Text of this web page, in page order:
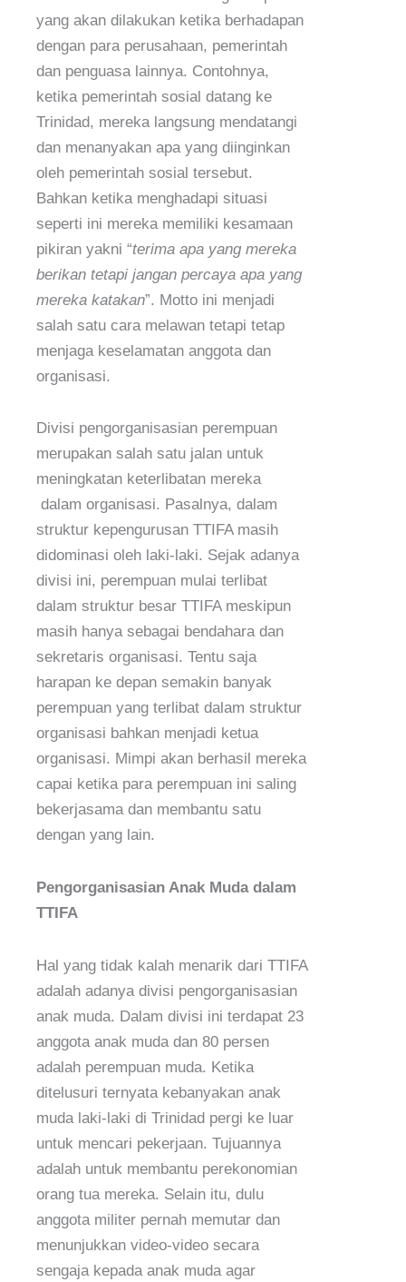
yang akan dilakukan ketika berhadapan
dengan para perusahaan, pemerintah
dan penguasa lainnya. Contohnya,
ketika pemerintah sosial datang ke
Trinidad, mereka langsung mendatangi
dan menanyakan apa yang diinginkan
oleh pemerintah sosial tersebut.
Bahkan ketika menghadapi situasi
seperti ini mereka memiliki kesamaan
pikiran yakni “terima apa yang mereka
berikan tetapi jangan percaya apa yang
mereka katakan”. Motto ini menjadi
salah satu cara melawan tetapi tetap
menjaga keselamatan anggota dan
organisasi.
Divisi pengorganisasian perempuan
merupakan salah satu jalan untuk
meningkatan keterlibatan mereka
dalam organisasi. Pasalnya, dalam
struktur kepengurusan TTIFA masih
didominasi oleh laki-laki. Sejak adanya
divisi ini, perempuan mulai terlibat
dalam struktur besar TTIFA meskipun
masih hanya sebagai bendahara dan
sekretaris organisasi. Tentu saja
harapan ke depan semakin banyak
perempuan yang terlibat dalam struktur
organisasi bahkan menjadi ketua
organisasi. Mimpi akan berhasil mereka
capai ketika para perempuan ini saling
bekerjasama dan membantu satu
dengan yang lain.
Pengorganisasian Anak Muda dalam
TTIFA
Hal yang tidak kalah menarik dari TTIFA
adalah adanya divisi pengorganisasian
anak muda. Dalam divisi ini terdapat 23
anggota anak muda dan 80 persen
adalah perempuan muda. Ketika
ditelusuri ternyata kebanyakan anak
muda laki-laki di Trinidad pergi ke luar
untuk mencari pekerjaan. Tujuannya
adalah untuk membantu perekonomian
orang tua mereka. Selain itu, dulu
anggota militer pernah memutar dan
menunjukkan video-video secara
sengaja kepada anak muda agar